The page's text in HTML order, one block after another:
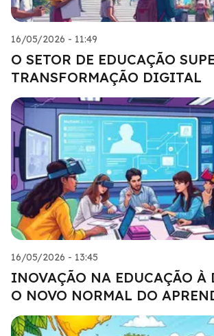
16/05/2026 - 11:49
O SETOR DE EDUCAÇÃO
TRANSFORMAÇÃO DIGITAL
16/05/2026 - 13:45
INOVAÇÃO NA EDUCAÇÃO À
O NOVO NORMAL DO